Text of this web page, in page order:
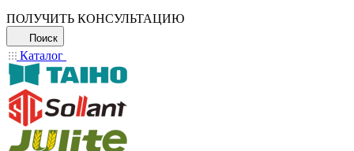
ПОЛУЧИТЬ КОНСУЛЬТАЦИЮ
Поиск
Каталог